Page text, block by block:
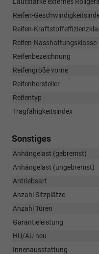
Reifen-
Reifen-
Reifen-Nasshaftungsklasse
Reifenbezeichnung
Reifengröße vorne
Reifenhersteller
Reifentyp
Tragfähigkeitsindex
Sonstiges
Anhängelast (gebremst)
Anhängelast (ungebremst)
Antriebsart
Anzahl Sitzplätze
Anzahl Türen
Garantieleistung
HU/AU neu
Innenausstattung